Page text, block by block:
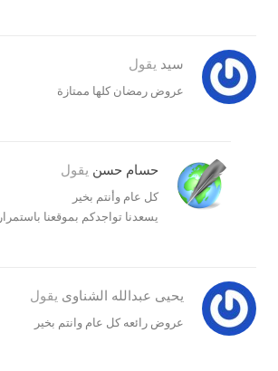
سيد يقول
عروض رمضان كلها ممتازة
حسام حسن يقول
كل عام وأنتم بخير
يسعدنا تواجدكم بموقعنا باستمرار
يحيى عبدالله الشناوى يقول
عروض رائعه كل عام وانتم بخير